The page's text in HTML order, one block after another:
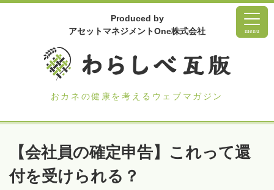
Produced by
アセットマネジメントOne株式会社
おカネの健康を考えるウェブマガジン
menu
【会社員の確定申告】これって還
付を受けられる？